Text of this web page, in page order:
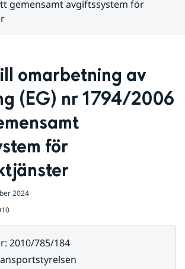
gemensamt avgiftssystem för
omarbetning av
(EG) nr 1794/2006
för
2024
: 2010/785/184